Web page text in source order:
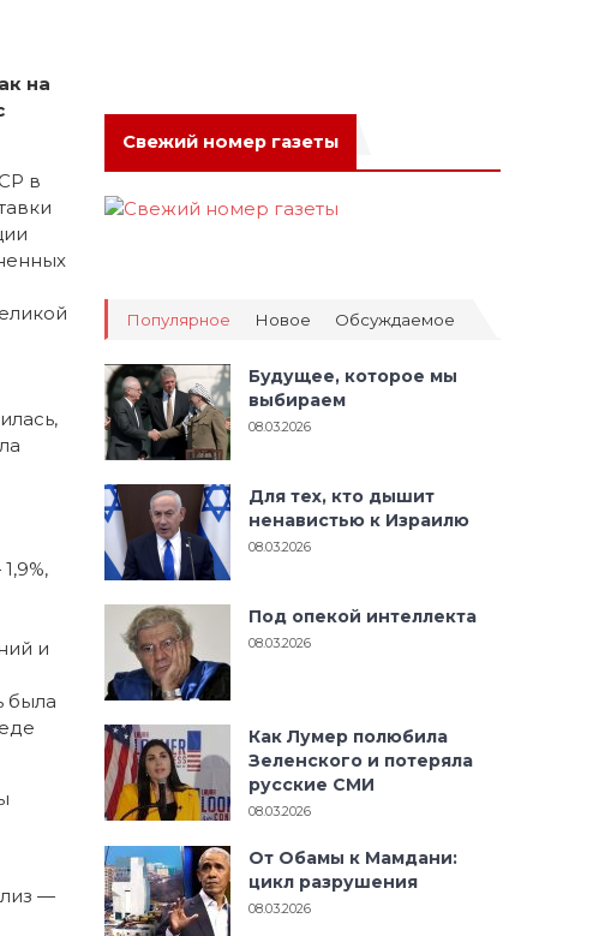
на
в
и
была
—
Свежий номер газеты
Популярное Новое Обсуждаемое
Будущее, которое мы
выбираем
08.03.2026
Для тех, кто дышит
ненавистью к Израилю
08.03.2026
Под опекой интеллекта
08.03.2026
Как Лумер полюбила
Зеленского и потеряла
русские СМИ
08.03.2026
От Обамы к Мамдани:
цикл разрушения
08.03.2026